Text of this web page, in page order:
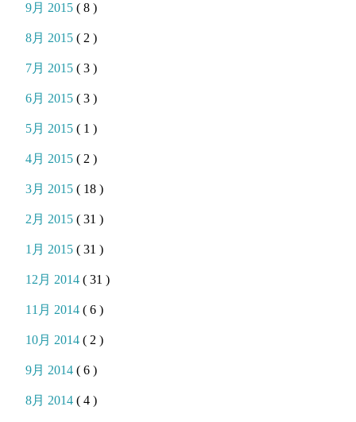
9月 2015( 8 )
8月 2015( 2 )
7月 2015( 3 )
6月 2015( 3 )
5月 2015( 1 )
4月 2015( 2 )
3月 2015( 18 )
2月 2015( 31 )
1月 2015( 31 )
12月 2014( 31 )
11月 2014( 6 )
10月 2014( 2 )
9月 2014( 6 )
8月 2014( 4 )